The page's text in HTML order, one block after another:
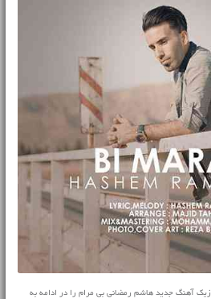
آهنگ جدید هاشم رمضانی بی مرام را در ادامه به